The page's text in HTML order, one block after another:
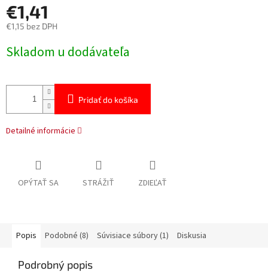
€1,41
€1,15 bez DPH
cena:
Skladom u dodávateľa
Pridať do košíka
Detailné informácie
OPÝTAŤ SA STRÁŽIŤ ZDIEĽAŤ
Popis Podobné (8) Súvisiace súbory (1) Diskusia
Podrobný popis